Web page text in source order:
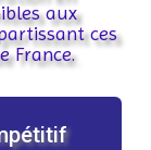
aux
ces
France.